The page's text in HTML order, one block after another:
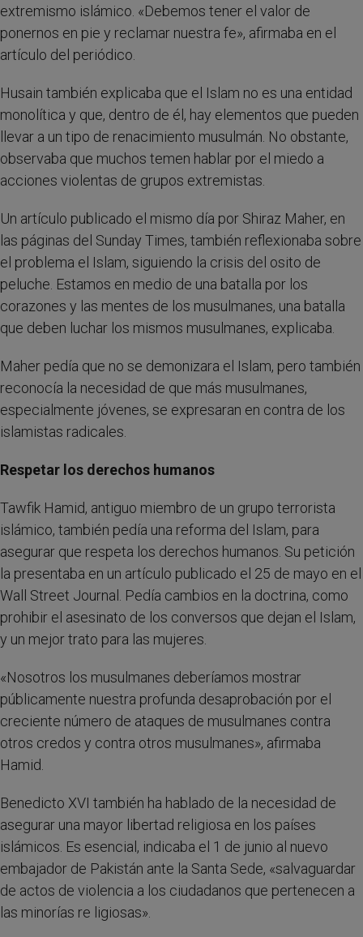
extremismo islámico. «Debemos tener el valor de
ponernos en pie y reclamar nuestra fe», afirmaba en el
artículo del periódico.
Husain también explicaba que el Islam no es una entidad
monolítica y que, dentro de él, hay elementos que pueden
llevar a un tipo de renacimiento musulmán. No obstante,
observaba que muchos temen hablar por el miedo a
acciones violentas de grupos extremistas.
Un artículo publicado el mismo día por Shiraz Maher, en
las páginas del Sunday Times, también reflexionaba sobre
el problema el Islam, siguiendo la crisis del osito de
peluche. Estamos en medio de una batalla por los
corazones y las mentes de los musulmanes, una batalla
que deben luchar los mismos musulmanes, explicaba.
Maher pedía que no se demonizara el Islam, pero también
reconocía la necesidad de que más musulmanes,
especialmente jóvenes, se expresaran en contra de los
islamistas radicales.
Respetar los derechos humanos
Tawfik Hamid, antiguo miembro de un grupo terrorista
islámico, también pedía una reforma del Islam, para
asegurar que respeta los derechos humanos. Su petición
la presentaba en un artículo publicado el 25 de mayo en el
Wall Street Journal. Pedía cambios en la doctrina, como
prohibir el asesinato de los conversos que dejan el Islam,
y un mejor trato para las mujeres.
«Nosotros los musulmanes deberíamos mostrar
públicamente nuestra profunda desaprobación por el
creciente número de ataques de musulmanes contra
otros credos y contra otros musulmanes», afirmaba
Hamid.
Benedicto XVI también ha hablado de la necesidad de
asegurar una mayor libertad religiosa en los países
islámicos. Es esencial, indicaba el 1 de junio al nuevo
embajador de Pakistán ante la Santa Sede, «salvaguardar
de actos de violencia a los ciudadanos que pertenecen a
las minorías re ligiosas».